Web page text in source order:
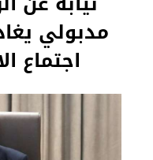
مدبولي
اجتماع